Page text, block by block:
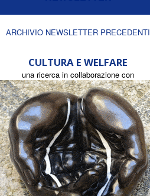
ARCHIVIO NEWSLETTER PRECEDENTI
CULTURA E WELFARE
una ricerca in collaborazione con